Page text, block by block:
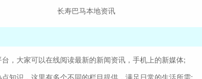
，大家可以在线阅读最新的新闻资讯，手机上的新媒体;
知识，这里有多个不同的栏目提供，满足日常的生活所需;